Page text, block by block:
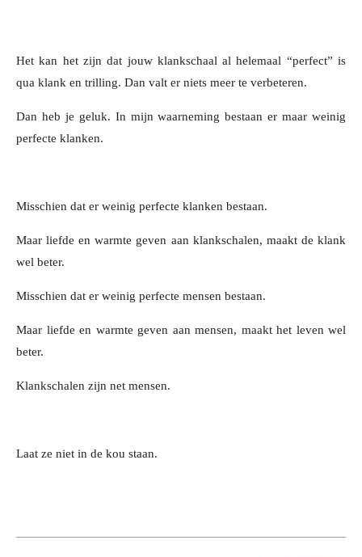
Het kan het zijn dat jouw klankschaal al helemaal “perfect” is
qua klank en trilling. Dan valt er niets meer te verbeteren.
Dan heb je geluk. In mijn waarneming bestaan er maar weinig
perfecte klanken.
Misschien dat er weinig perfecte klanken bestaan.
Maar liefde en warmte geven aan klankschalen, maakt de klank
wel beter.
Misschien dat er weinig perfecte mensen bestaan.
Maar liefde en warmte geven aan mensen, maakt het leven wel
beter.
Klankschalen zijn net mensen.
Laat ze niet in de kou staan.